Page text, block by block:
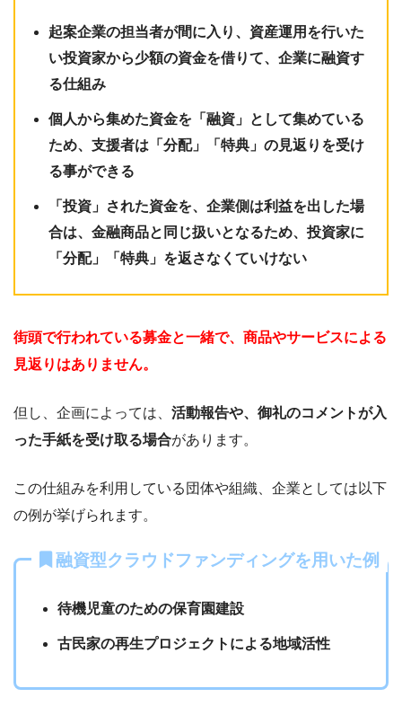
起案企業の担当者が間に入り、資産運用を行いた
い投資家から少額の資金を借りて、企業に融資す
る仕組み
個人から集めた資金を「融資」として集めている
ため、支援者は「分配」「特典」の見返りを受け
る事ができる
「投資」された資金を、企業側は利益を出した場
合は、金融商品と同じ扱いとなるため、投資家に
「分配」「特典」を返さなくていけない
街頭で行われている募金と一緒で、商品やサービスによる
見返りはありません。
但し、企画によっては、 活動報告や、御礼のコメントが入
った手紙を受け取る場合があります。
この仕組みを利用している団体や組織、企業としては以下
の例が挙げられます。
融資型クラウドファンディングを用いた例
待機児童のための保育園建設
古民家の再生プロジェクトによる地域活性